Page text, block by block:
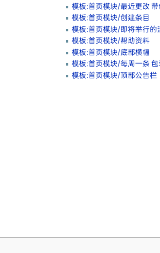
模板:首页模块/最近更改 带
模板:首页模块/创建条目
模板:首页模块/即将举行的
模板:首页模块/帮助资料
模板:首页模块/底部横幅
模板:首页模块/每周一条 包
模板:首页模块/顶部公告栏